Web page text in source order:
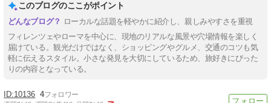
このブログのここがポイント
ローカルな話題を軽やかに紹介し、親しみやすさを重視
フィレンツェやローマを中心に、現地のリアルな風景や穴場情報を楽しく
届けている。観光だけではなく、ショッピングやグルメ、交通のコツも気
軽に伝えるスタイル。小さな発見を大切にしているため、旅好きにぴった
りの内容となっている。
10136 4